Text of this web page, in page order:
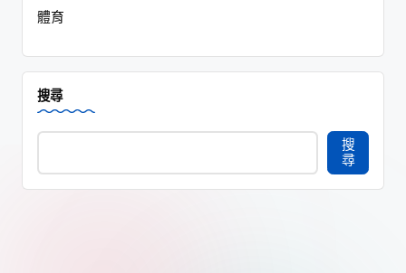
體育
搜尋
搜
尋